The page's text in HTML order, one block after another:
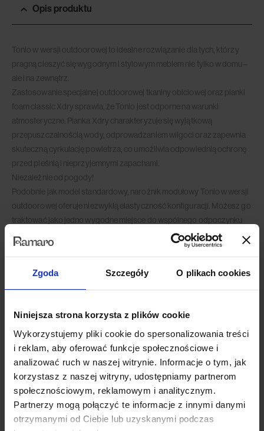
Zgoda Szczegóły O plikach cookies
Niniejsza strona korzysta z plików cookie
Wykorzystujemy pliki cookie do spersonalizowania treści
i reklam, aby oferować funkcje społecznościowe i
analizować ruch w naszej witrynie. Informacje o tym, jak
korzystasz z naszej witryny, udostępniamy partnerom
społecznościowym, reklamowym i analitycznym.
Partnerzy mogą połączyć te informacje z innymi danymi
otrzymanymi od Ciebie lub uzyskanymi podczas
Opis produktu
Tonio w wersji outdoorowej to idealne rozwiązanie dla tych, którzy
pragną cieszyć się wygodnym i stylowym meblem nie tylko w domu –
ale i na zewnątrz.
Zastosowanie specjalnej outdoorowej tkaniny obiciowej oraz pianki
foam classic Xdry sprawia, że Tonio jest odporne na warunki
atmosferyczne. Pianka Xdry charakteryzuje się wyjątkową
przepuszczalnością wody, odprowadzaniem wilgoci oraz zapewnia
skuteczną cyrkulację powietrza, co umożliwia odpowiednią ochronę
przed pleśnią i nieprzyjemnymi zapachami.
Niezależnie od pogody!
Podobnie jak model standardowy, narożnik modułowy Tonio w wersji
outdoorowej oferuje niezwykłą elastyczność konfiguracji. Możesz go
traktować jako jedno wygodne miejsce do wspólnego odpoczynku
lub podzielić na kilka foteli i puf, tworząc przytulne zakątki dla siebie i
swoich gości.
stabilności i trwałości na lata – a wygodne oparcia – komfortu i
wygody użytkowania. Dzięki minimalistycznemu designowi Tonio w
przyciągający wzrok.